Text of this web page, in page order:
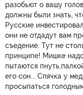
разобьют о вашу
должны были знать,
Русские
они не отдадут вам
съедение. Тут не
принципе! Мишке
пытаются
его сон... Спячка у
просыпаться